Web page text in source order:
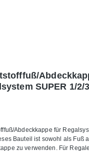
SUPER 1/2/3
Abdeckkappe für
Bauteil ist sowohl als Fuß
zu verwenden. Für